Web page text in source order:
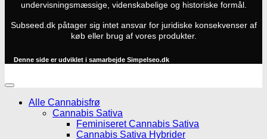
undervisningsmæssige, videnskabelige og historiske formål.
Subseed.dk påtager sig intet ansvar for juridiske konsekvenser af
køb eller brug af vores produkter.
Denne side er udviklet i samarbejde Simpelseo.dk
Alle Cannabisfrø
Cannabis Sativa
Feminiseret Cannabis Sativa
Cannabis Sativa Hybrider